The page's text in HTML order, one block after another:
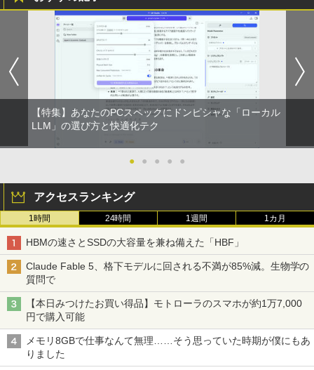
【特集】あなたのPCスペックにドンピシャな「ローカル
LLM」の選び方と快適化テク
● ● ● ● ●
アクセスランキング
1時間 24時間 1週間 1カ月
HBMの速さとSSDの大容量を兼ね備えた「HBF」
Claude Fable 5、格下モデルに回される不満が85%減。生物学の
質問で
【本日みつけたお買い得品】モトローラのスマホが約1万7,000
円で購入可能
メモリ8GBで仕事なんて無理……そう思っていた時期が僕にもあ
りました